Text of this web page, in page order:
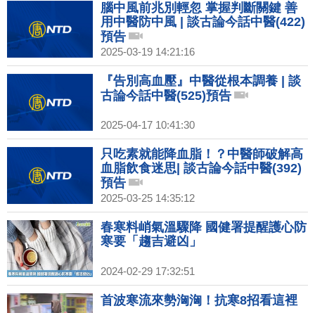
腦中風前兆別輕忽 掌握判斷關鍵 善
用中醫防中風 | 談古論今話中醫(422)
預告
2025-03-19 14:21:16
『告別高血壓』中醫從根本調養 | 談
古論今話中醫(525)預告
2025-04-17 10:41:30
只吃素就能降血脂！？中醫師破解高
血脂飲食迷思| 談古論今話中醫(392)
預告
2025-03-25 14:35:12
春寒料峭氣溫驟降 國健署提醒護心防
寒要「趨吉避凶」
2024-02-29 17:32:51
首波寒流來勢洶洶！抗寒8招看這裡